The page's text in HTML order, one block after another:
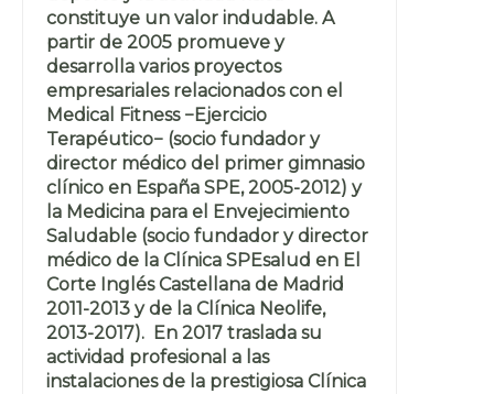
constituye un valor indudable. A
partir de 2005 promueve y
desarrolla varios proyectos
empresariales relacionados con el
Medical Fitness −Ejercicio
Terapéutico− (socio fundador y
director médico del primer gimnasio
clínico en España SPE, 2005-2012) y
la Medicina para el Envejecimiento
Saludable (socio fundador y director
médico de la Clínica SPEsalud en El
Corte Inglés Castellana de Madrid
2011-2013 y de la Clínica Neolife,
2013-2017). En 2017 traslada su
actividad profesional a las
instalaciones de la prestigiosa Clínica